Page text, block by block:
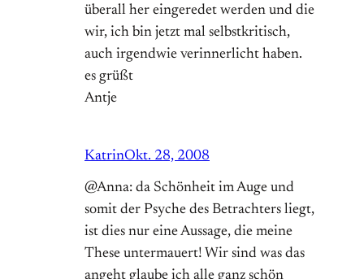
überall her eingeredet werden und die
wir, ich bin jetzt mal selbstkritisch,
auch irgendwie verinnerlicht haben.
es grüßt
Antje
KatrinOkt. 28, 2008
@Anna: da Schönheit im Auge und
somit der Psyche des Betrachters liegt,
ist dies nur eine Aussage, die meine
These untermauert! Wir sind was das
angeht glaube ich alle ganz schön